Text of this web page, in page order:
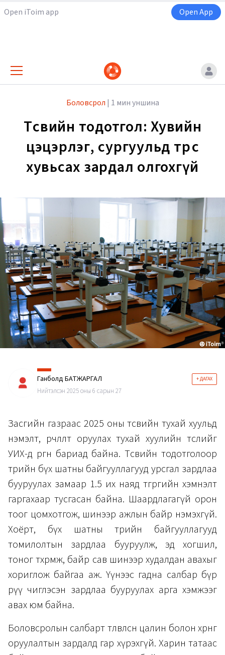
Open iToim app Open App
Боловсрол | 1 мин уншина
Төсвийн тодотгол: Хувийн
цэцэрлэг, сургуульд төрөөс
хувьсах зардал олгохгүй
Ганболд БАТЖАРГАЛ + ДАГАХ
Нийтэлсэн 2025 оны 6 сарын 27
Засгийн газраас 2025 оны төсвийн тухай хуульд
нэмэлт, өөрчлөлт оруулах тухай хуулийн төслийг
УИХ-д өргөн бариад байна. Төсвийн тодотголоор
төрийн бүх шатны байгууллагууд урсгал зардлаа
бууруулах замаар 1.5 их наяд төгрөгийн хэмнэлт
гаргахаар тусгасан байна. Шаардлагагүй орон
тоог цомхотгож, шинээр ажлын байр нэмэхгүй.
Хоёрт, бүх шатны төрийн байгууллагууд
томилолтын зардлаа бууруулж, эд хогшил,
тоног төхөөрөмж, байр сав шинээр худалдан авахыг
хориглож байгаа аж. Үүнээс гадна салбар бүр
рүү чиглэсэн зардлаа бууруулах арга хэмжээг
авах юм байна.
Боловсролын салбарт төлөвлөсөн цалин болон хөрөнгө
оруулалтын зардалд гар хүрэхгүй. Харин татаас